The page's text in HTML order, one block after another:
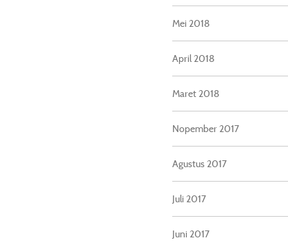
Mei 2018
April 2018
Maret 2018
Nopember 2017
Agustus 2017
Juli 2017
Juni 2017